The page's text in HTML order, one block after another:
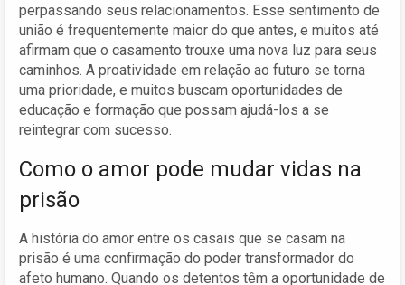
perpassando seus relacionamentos. Esse sentimento de
união é frequentemente maior do que antes, e muitos até
afirmam que o casamento trouxe uma nova luz para seus
caminhos. A proatividade em relação ao futuro se torna
uma prioridade, e muitos buscam oportunidades de
educação e formação que possam ajudá-los a se
reintegrar com sucesso.
Como o amor pode mudar vidas na
prisão
A história do amor entre os casais que se casam na
prisão é uma confirmação do poder transformador do
afeto humano. Quando os detentos têm a oportunidade de